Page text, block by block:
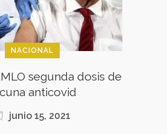
NACIONAL
segunda dosis de
anticovid
junio 15, 2021